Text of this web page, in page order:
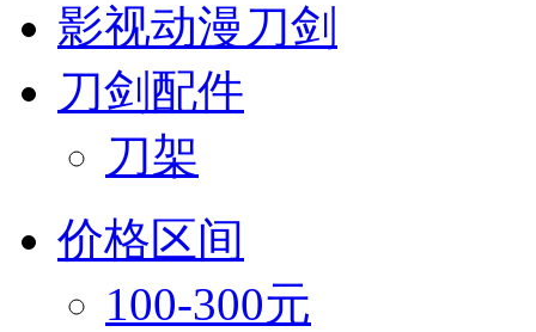
影视动漫刀剑
刀剑配件
刀架
价格区间
100-300元